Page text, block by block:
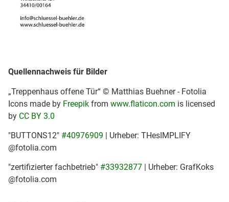
Quellennachweis für Bilder
„Treppenhaus offene Tür“ © Matthias Buehner - Fotolia
Icons made by Freepik from www.flaticon.com is licensed
by CC BY 3.0
"BUTTONS12" #40976909 | Urheber: THesIMPLIFY
@fotolia.com
"zertifizierter fachbetrieb" #33932877 | Urheber: GrafKoks
@fotolia.com